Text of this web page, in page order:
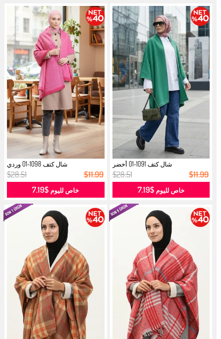
شال كتف 1091-01 أخضر
$28.51 $11.99
خاص لليوم$7.19
شال كتف 1098-01 وردي
$28.51 $11.99
خاص لليوم $7.19